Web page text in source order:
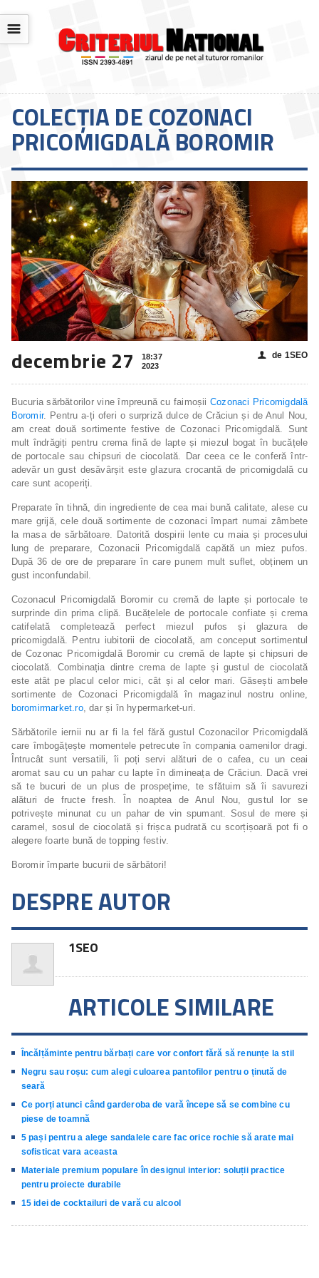
☰
COLECȚIA DE COZONACI
PRICOMIGDALĂ BOROMIR
decembrie 27
18:37
2023
👤 de 1SEO
Bucuria sărbătorilor vine împreună cu faimoșiiCozonaci Pricomigdală
Boromir. Pentru a-ți oferi o surpriză dulce de Crăciun și de Anul Nou,
am creat două sortimente festive de Cozonaci Pricomigdală. Sunt
mult îndrăgiți pentru crema fină de lapte și miezul bogat în bucățele
de portocale sau chipsuri de ciocolată. Dar ceea ce le conferă într-
adevăr un gust desăvârșit este glazura crocantă de pricomigdală cu
care sunt acoperiți.
Preparate în tihnă, din ingrediente de cea mai bună calitate, alese cu
mare grijă, cele două sortimente de cozonaci împart numai zâmbete
la masa de sărbătoare. Datorită dospirii lente cu maia și procesului
lung de preparare, Cozonacii Pricomigdală capătă un miez pufos.
După 36 de ore de preparare în care punem mult suflet, obținem un
gust inconfundabil.
Cozonacul Pricomigdală Boromir cu cremă de lapte și portocale te
surprinde din prima clipă. Bucățelele de portocale confiate și crema
catifelată completează perfect miezul pufos și glazura de
pricomigdală. Pentru iubitorii de ciocolată, am conceput sortimentul
de Cozonac Pricomigdală Boromir cu cremă de lapte și chipsuri de
ciocolată. Combinația dintre crema de lapte și gustul de ciocolată
este atât pe placul celor mici, cât și al celor mari. Găsești ambele
sortimente de Cozonaci Pricomigdală în magazinul nostru online,
boromirmarket.ro, dar și în hypermarket-uri.
Sărbătorile iernii nu ar fi la fel fără gustul Cozonacilor Pricomigdală
care îmbogățește momentele petrecute în compania oamenilor dragi.
Întrucât sunt versatili, îi poți servi alături de o cafea, cu un ceai
aromat sau cu un pahar cu lapte în dimineața de Crăciun. Dacă vrei
să te bucuri de un plus de prospețime, te sfătuim să îi savurezi
alături de fructe fresh. În noaptea de Anul Nou, gustul lor se
potrivește minunat cu un pahar de vin spumant. Sosul de mere și
caramel, sosul de ciocolată și frișca pudrată cu scorțișoară pot fi o
alegere foarte bună de topping festiv.
Boromir împarte bucurii de sărbători!
DESPRE AUTOR
1SEO
ARTICOLE SIMILARE
Încălțăminte pentru bărbați care vor confort fără să renunțe la stil
Negru sau roșu: cum alegi culoarea pantofilor pentru o ținută de
seară
Ce porți atunci când garderoba de vară începe să se combine cu
piese de toamnă
5 pași pentru a alege sandalele care fac orice rochie să arate mai
sofisticat vara aceasta
Materiale premium populare în designul interior: soluții practice
pentru proiecte durabile
15 idei de cocktailuri de vară cu alcool